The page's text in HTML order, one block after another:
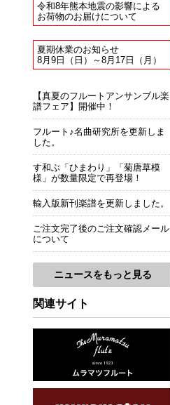
令和8年熊本地震の影響による
お荷物のお届けについて
夏期休業のお知らせ
8月9日（日）～8月17日（月）
【真夏のフルートアンサンブル楽
譜フェア】開催中！
フルート♪名曲研究所を更新しま
した。
す和ぶ「ひまわり」「菊唐草模
様」が数量限定で再登場！
輸入版新刊楽譜を更新しました。
ご注文完了後のご注文確認メール
について
ニュースをもっと見る
関連サイト